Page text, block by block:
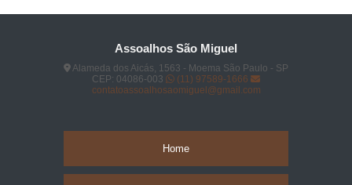
Assoalhos São Miguel
Alameda dos Aicás, 1563 - Moema São Paulo - SP
CEP: 04086-003
(11) 97589-1666
contatoassoalhosaomiguel@gmail.com
Home